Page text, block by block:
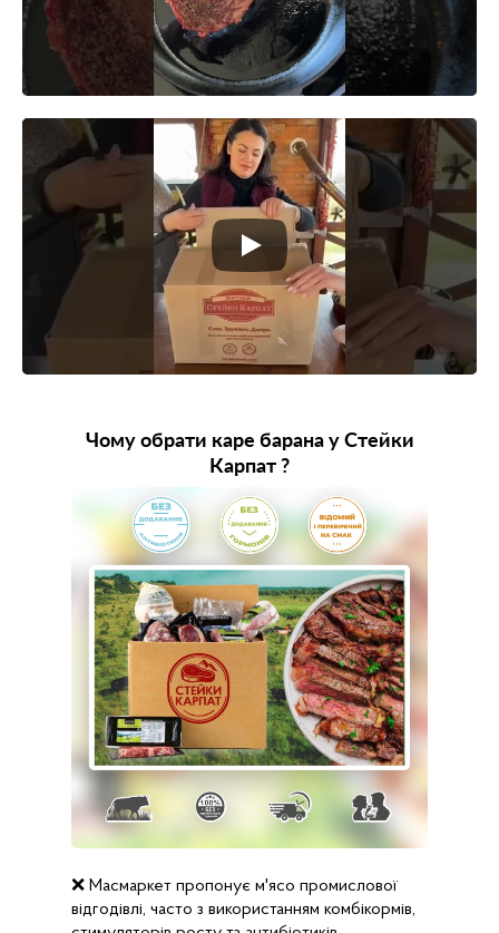
Чому обрати каре барана у Стейки
Карпат ?
❌ Масмаркет пропонує м'ясо промислової
відгодівлі, часто з використанням комбікормів,